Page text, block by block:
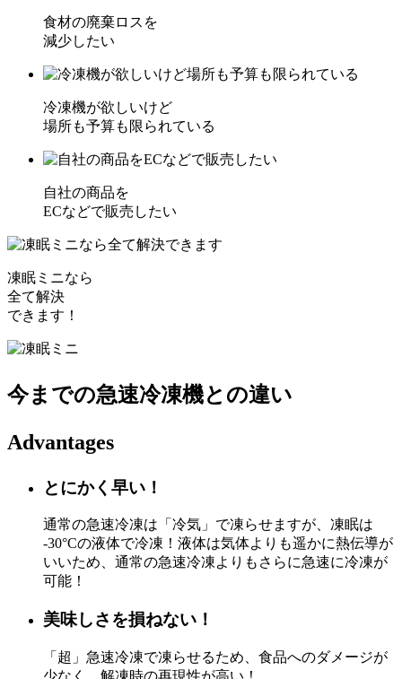
食材の廃棄ロスを
減少したい
冷凍機が欲しいけど
場所も予算も限られている
自社の商品を
ECなどで販売したい
凍眠ミニなら
全て解決
できます！
今までの急速冷凍機との違い
Advantages
とにかく早い！
通常の急速冷凍は「冷気」で凍らせますが、凍眠は
-30°Cの液体で冷凍！液体は気体よりも遥かに熱伝導が
いいため、通常の急速冷凍よりもさらに急速に冷凍が
可能！
美味しさを損ねない！
「超」急速冷凍で凍らせるため、食品へのダメージが
少なく、解凍時の再現性が高い！